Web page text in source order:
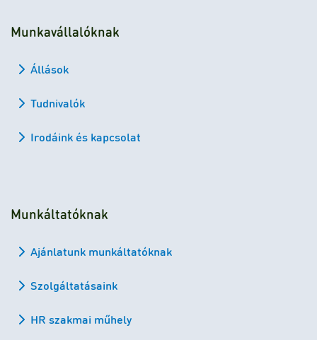
Munkavállalóknak
Állások
Tudnivalók
Irodáink és kapcsolat
Munkáltatóknak
Ajánlatunk munkáltatóknak
Szolgáltatásaink
HR szakmai műhely